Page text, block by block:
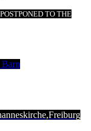
TO THE